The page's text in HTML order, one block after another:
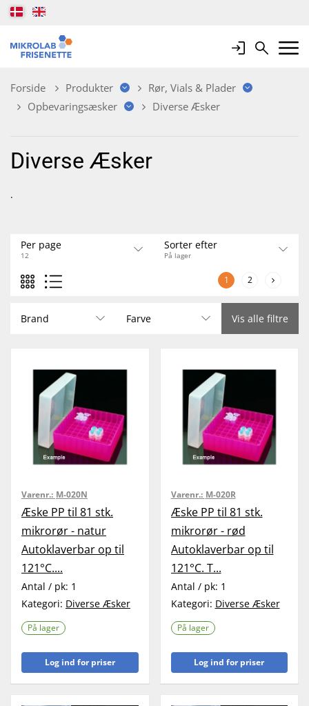
LoginSearchMobile
Forside Produkter
Rør, Vials & Plader
Opbevaringsæsker
Diverse Æsker
Diverse Æsker
.
Per page
12
Sorter efter
På lager
1 2
Brand Farve Vis alle filtre
Varenr.: M-020N
Æske PP til 81 stk.
mikrorør - natur
Autoklaverbar op til
121°C....
Antal / pk: 1
Kategori: Diverse Æsker
På lager
Log ind for priser
Varenr.: M-020R
Æske PP til 81 stk.
mikrorør - rød
Autoklaverbar op til
121°C. T...
Antal / pk: 1
Kategori: Diverse Æsker
På lager
Log ind for priser